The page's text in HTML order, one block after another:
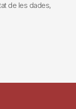
de les dades,